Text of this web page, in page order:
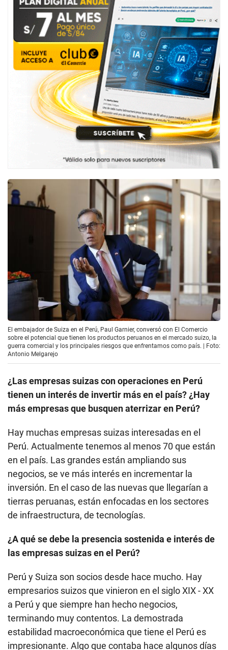
El embajador de Suiza en el Perú, Paul Garnier, conversó con El Comercio
sobre el potencial que tienen los productos peruanos en el mercado suizo, la
guerra comercial y los principales riesgos que enfrentamos como país. | Foto:
Antonio Melgarejo
¿Las empresas suizas con operaciones en Perú
tienen un interés de invertir más en el país? ¿Hay
más empresas que busquen aterrizar en Perú?
Hay muchas empresas suizas interesadas en el
Perú. Actualmente tenemos al menos 70 que están
en el país. Las grandes están ampliando sus
negocios, se ve más interés en incrementar la
inversión. En el caso de las nuevas que llegarían a
tierras peruanas, están enfocadas en los sectores
de infraestructura, de tecnologías.
¿A qué se debe la presencia sostenida e interés de
las empresas suizas en el Perú?
Perú y Suiza son socios desde hace mucho. Hay
empresarios suizos que vinieron en el siglo XIX - XX
a Perú y que siempre han hecho negocios,
terminando muy contentos. La demostrada
estabilidad macroeconómica que tiene el Perú es
impresionante. Algo que contaba hace algunos días